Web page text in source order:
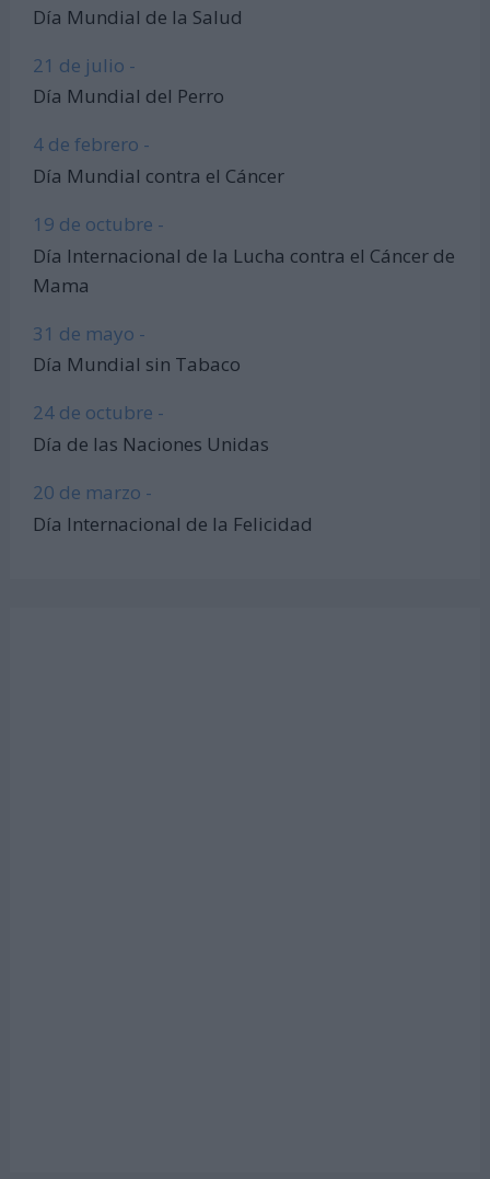
Día Mundial de la Salud
21 de julio -
Día Mundial del Perro
4 de febrero -
Día Mundial contra el Cáncer
19 de octubre -
Día Internacional de la Lucha contra el Cáncer de
Mama
31 de mayo -
Día Mundial sin Tabaco
24 de octubre -
Día de las Naciones Unidas
20 de marzo -
Día Internacional de la Felicidad